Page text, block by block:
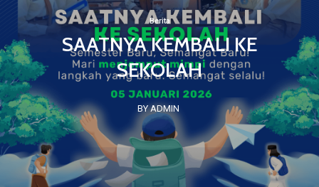
Berita
SAATNYA KEMBALI KE
SEKOLAH
BY ADMIN